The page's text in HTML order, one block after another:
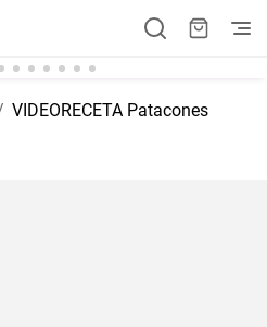
VIDEORECETA Patacones